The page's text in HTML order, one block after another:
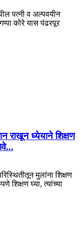
पत्नी व अल्पवयीन
कोरे यास पंढरपूर
राखून ध्येयाने शिक्षण
मुलांना शिक्षण
शिक्षण घ्या, त्यांच्या